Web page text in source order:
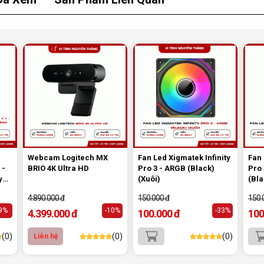
lỗi
-
(0)
Webcam Logitech MX
BRIO 4K Ultra HD
4.890.000 đ
4.399.000 đ -10%
Liên hệ (0)
Fan Led Xigmatek Infinity
Pro 3 - ARGB (Black)
(Xuôi)
150.000 đ
100.000 đ -33%
(0)
Pro